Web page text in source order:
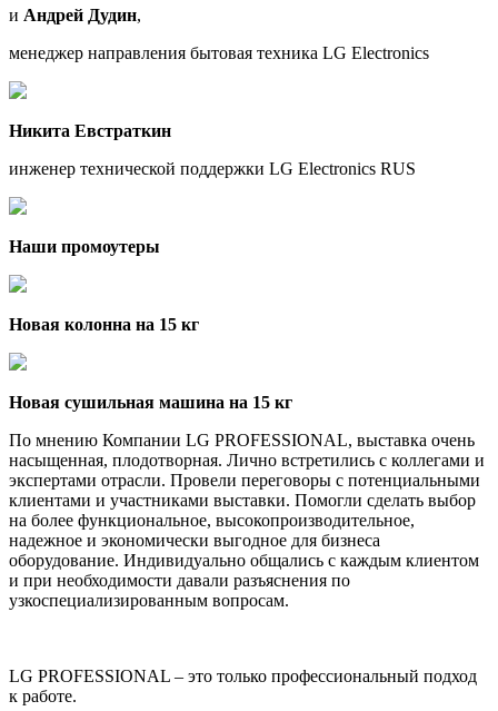
и Андрей Дудин,
менеджер направления бытовая техника LG Electronics
Никита Евстраткин
инженер технической поддержки LG Electronics RUS
Наши промоутеры
Новая колонна на 15 кг
Новая сушильная машина на 15 кг
По мнению Компании LG PROFESSIONAL, выставка очень
насыщенная, плодотворная. Лично встретились с коллегами и
экспертами отрасли. Провели переговоры с потенциальными
клиентами и участниками выставки. Помогли сделать выбор
на более функциональное, высокопроизводительное,
надежное и экономически выгодное для бизнеса
оборудование. Индивидуально общались с каждым клиентом
и при необходимости давали разъяснения по
узкоспециализированным вопросам.
LG PROFESSIONAL – это только профессиональный подход
к работе.